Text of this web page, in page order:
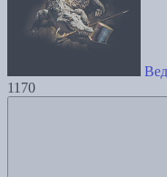
1170